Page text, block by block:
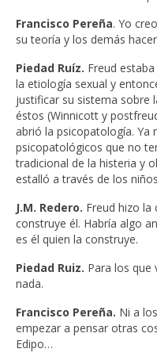
Francisco Pereña. Yo
su teoría y los demás
Piedad Ruíz. Freud
la etiología sexual y
justificar su sistema sobre
éstos (Winnicott y
abrió la psicopatología. Ya
psicopatológicos que no
tradicional de la histeria y
estalló a través de los
J.M. Redero. Freud hizo la
construye él. Habría algo
es él quien la construye.
Piedad Ruiz. Para los que
nada.
Francisco Pereña. Ni a
empezar a pensar otras
Edipo…